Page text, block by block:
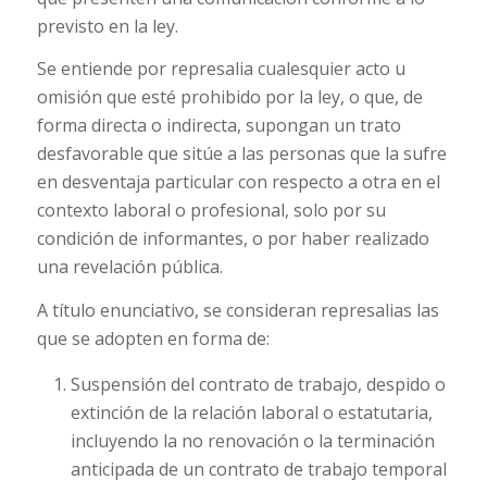
previsto en la ley.
Se entiende por represalia cualesquier acto u
omisión que esté prohibido por la ley, o que, de
forma directa o indirecta, supongan un trato
desfavorable que sitúe a las personas que la sufre
en desventaja particular con respecto a otra en el
contexto laboral o profesional, solo por su
condición de informantes, o por haber realizado
una revelación pública.
A título enunciativo, se consideran represalias las
que se adopten en forma de:
Suspensión del contrato de trabajo, despido o
extinción de la relación laboral o estatutaria,
incluyendo la no renovación o la terminación
anticipada de un contrato de trabajo temporal